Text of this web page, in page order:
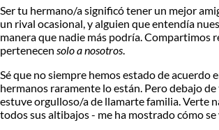
Ser tu hermano/a significó tener un mejor
un rival ocasional, y alguien que entendía
manera que nadie más podría. Compartimos
pertenecen solo a nosotros.
Sé que no siempre hemos estado de acuerdo
hermanos raramente lo están. Pero debajo
estuve orgulloso/a de llamarte familia. Verte
todos sus altibajos - me ha mostrado cómo se